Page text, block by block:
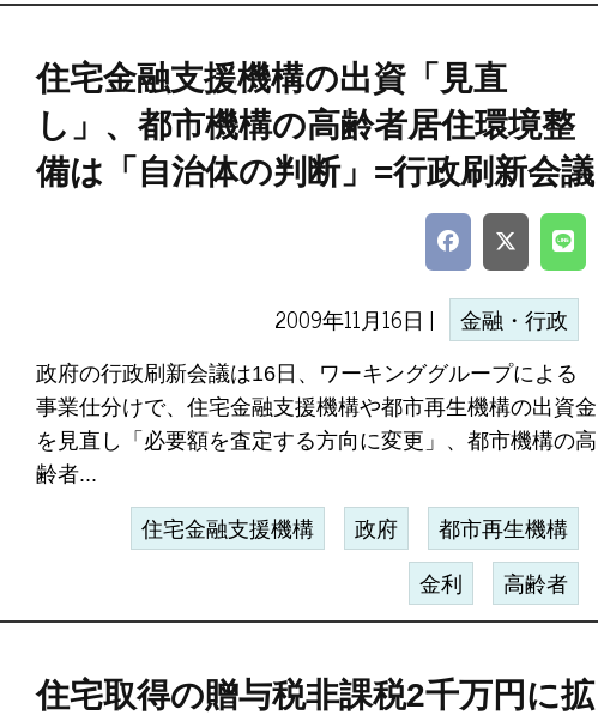
住宅金融支援機構の出資「見直
し」、都市機構の高齢者居住環境整
備は「自治体の判断」=行政刷新会議
2009年11月16日 | 金融・行政
政府の行政刷新会議は16日、ワーキンググループによる
事業仕分けで、住宅金融支援機構や都市再生機構の出資金
を見直し「必要額を査定する方向に変更」、都市機構の高
齢者...
住宅金融支援機構 政府 都市再生機構
金利 高齢者
住宅取得の贈与税非課税2千万円に拡